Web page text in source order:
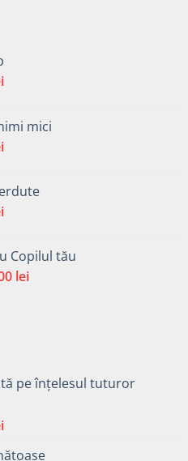
Prețul
30,00 lei.
mici
Prețul
30,00 lei.
Prețul
30,00 lei.
Copilul tău
leiPrețul
pe înțelesul tuturor
Prețul